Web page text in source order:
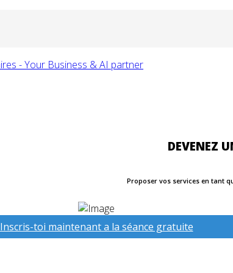
DEVENEZ
Proposer vos services en tant
Inscris-toi maintenant a la séance gratuite